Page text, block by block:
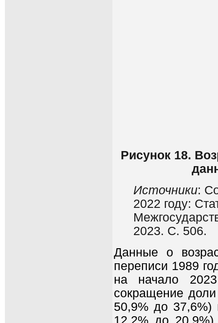
Рисунок 18.
Источники:
2022 году:
2023. С. 506.
Данные о
переписи 1989
на начало
сокращение
50,9% до